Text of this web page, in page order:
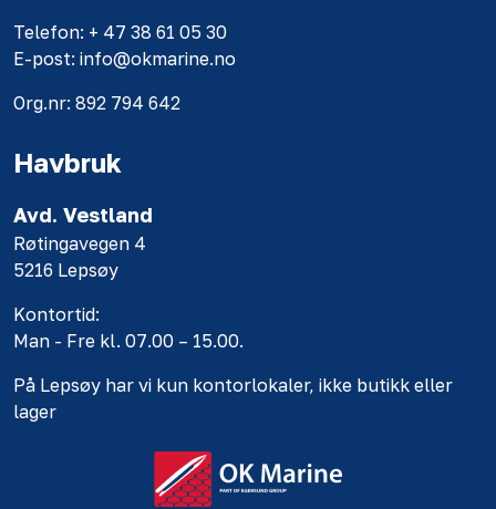
Telefon: + 47 38 61 05 30
E-post: info@okmarine.no
Org.nr: 892 794 642
Havbruk
Avd. Vestland
Røtingavegen 4
5216 Lepsøy
Kontortid:
Man - Fre kl. 07.00 – 15.00.
På Lepsøy har vi kun kontorlokaler, ikke butikk eller
lager